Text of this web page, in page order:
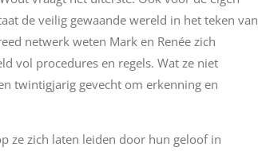
de veilig gewaande wereld in het teken van
netwerk weten Mark en Renée zich
vol procedures en regels. Wat ze niet
twintigjarig gevecht om erkenning en
ze zich laten leiden door hun geloof in